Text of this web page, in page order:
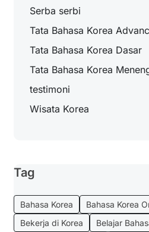
Serba serbi
Tata Bahasa Korea
Tata Bahasa Korea Dasar
Tata Bahasa Korea
testimoni
Wisata Korea
Tag
Bahasa Korea Bahasa Korea
Bekerja di Korea
Belajar